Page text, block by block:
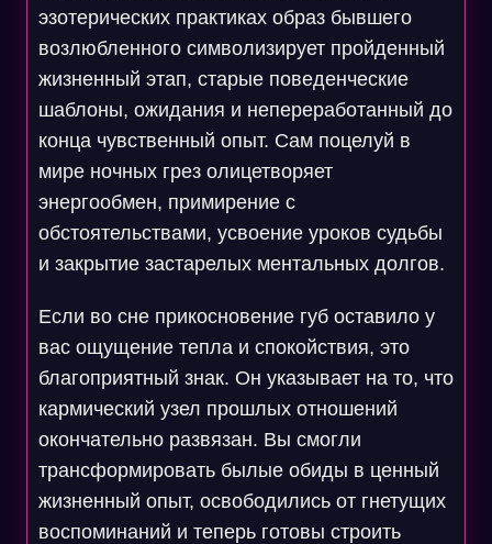
эзотерических практиках образ бывшего
возлюбленного символизирует пройденный
жизненный этап, старые поведенческие
шаблоны, ожидания и непереработанный до
конца чувственный опыт. Сам поцелуй в
мире ночных грез олицетворяет
энергообмен, примирение с
обстоятельствами, усвоение уроков судьбы
и закрытие застарелых ментальных долгов.
Если во сне прикосновение губ оставило у
вас ощущение тепла и спокойствия, это
благоприятный знак. Он указывает на то, что
кармический узел прошлых отношений
окончательно развязан. Вы смогли
трансформировать былые обиды в ценный
жизненный опыт, освободились от гнетущих
воспоминаний и теперь готовы строить